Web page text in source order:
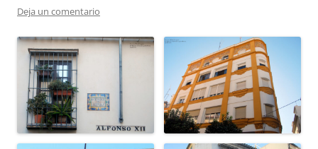
Deja un comentario